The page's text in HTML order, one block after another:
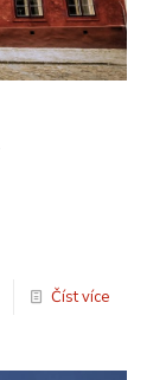
Číst více